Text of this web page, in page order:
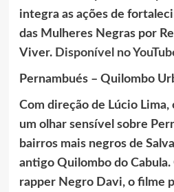
integra as ações de
das Mulheres Negras por
Viver. Disponível no
Pernambués – Quilombo
Com direção de Lúcio
um olhar sensível sobre
bairros mais negros de
antigo Quilombo do Cabula.
rapper Negro Davi, o filme